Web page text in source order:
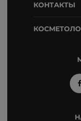
КОНТАКТЫ